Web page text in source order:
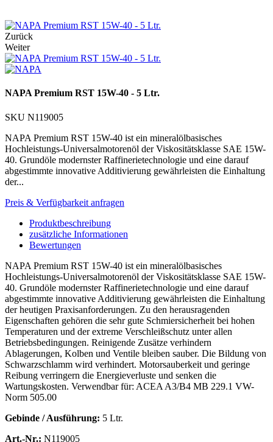
Zurück
Weiter
NAPA Premium RST 15W-40 - 5 Ltr.
SKU N119005
NAPA Premium RST 15W-40 ist ein mineralölbasisches
Hochleistungs-Universalmotorenöl der Viskositätsklasse SAE 15W-
40. Grundöle modernster Raffinerietechnologie und eine darauf
abgestimmte innovative Additivierung gewährleisten die Einhaltung
der...
Preis & Verfügbarkeit anfragen
Produktbeschreibung
zusätzliche Informationen
Bewertungen
NAPA Premium RST 15W-40 ist ein mineralölbasisches
Hochleistungs-Universalmotorenöl der Viskositätsklasse SAE 15W-
40. Grundöle modernster Raffinerietechnologie und eine darauf
abgestimmte innovative Additivierung gewährleisten die Einhaltung
der heutigen Praxisanforderungen. Zu den herausragenden
Eigenschaften gehören die sehr gute Schmiersicherheit bei hohen
Temperaturen und der extreme Verschleißschutz unter allen
Betriebsbedingungen. Reinigende Zusätze verhindern
Ablagerungen, Kolben und Ventile bleiben sauber. Die Bildung von
Schwarzschlamm wird verhindert. Motorsauberkeit und geringe
Reibung verringern die Energieverluste und senken die
Wartungskosten. Verwendbar für: ACEA A3/B4 MB 229.1 VW-
Norm 505.00
Gebinde / Ausführung: 5 Ltr.
Art.-Nr.: N119005